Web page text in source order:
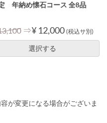
年納め懐石コース 全8品
⇒¥ 12,000 (税込サ別)
選択する
が変更になる場合がございま